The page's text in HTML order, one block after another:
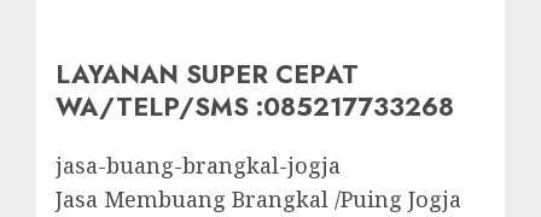
LAYANAN SUPER CEPAT
WA/TELP/SMS :085217733268
jasa-buang-brangkal-jogja
Jasa Membuang Brangkal /Puing Jogja